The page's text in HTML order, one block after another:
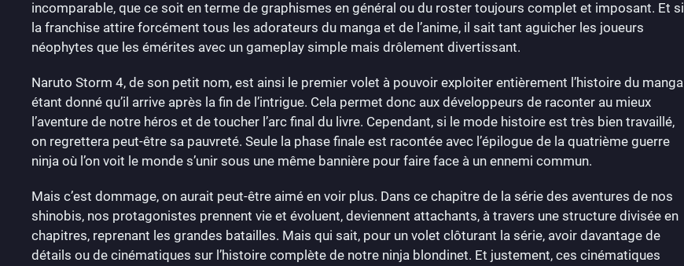
incomparable, que ce soit en terme de graphismes en général ou du roster toujours complet et imposant. Et si
la franchise attire forcément tous les adorateurs du manga et de l’anime, il sait tant aguicher les joueurs
néophytes que les émérites avec un gameplay simple mais drôlement divertissant.
Naruto Storm 4, de son petit nom, est ainsi le premier volet à pouvoir exploiter entièrement l’histoire du manga
étant donné qu’il arrive après la fin de l’intrigue. Cela permet donc aux développeurs de raconter au mieux
l’aventure de notre héros et de toucher l’arc final du livre. Cependant, si le mode histoire est très bien travaillé,
on regrettera peut-être sa pauvreté. Seule la phase finale est racontée avec l’épilogue de la quatrième guerre
ninja où l’on voit le monde s’unir sous une même bannière pour faire face à un ennemi commun.
Mais c’est dommage, on aurait peut-être aimé en voir plus. Dans ce chapitre de la série des aventures de nos
shinobis, nos protagonistes prennent vie et évoluent, deviennent attachants, à travers une structure divisée en
chapitres, reprenant les grandes batailles. Mais qui sait, pour un volet clôturant la série, avoir davantage de
détails ou de cinématiques sur l’histoire complète de notre ninja blondinet. Et justement, ces cinématiques